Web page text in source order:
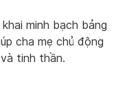
minh bạch bảng
cha mẹ chủ động
tinh thần.